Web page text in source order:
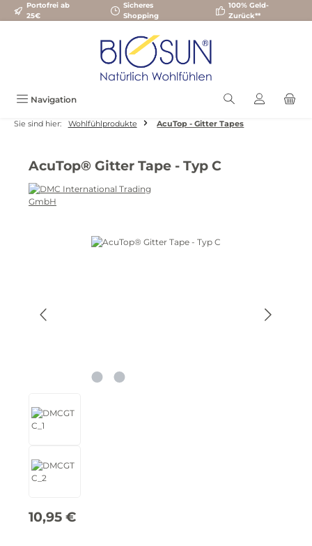
Zum Hauptinhalt springen
Portofrei ab
25€
Sicheres
Shopping
100% Geld-
Zurück**
Navigation
Sie sind hier: Wohlfühlprodukte AcuTop - Gitter Tapes
AcuTop® Gitter Tape - Typ C
Bildergalerie überspringen
Regulärer Preis:
10,95 €